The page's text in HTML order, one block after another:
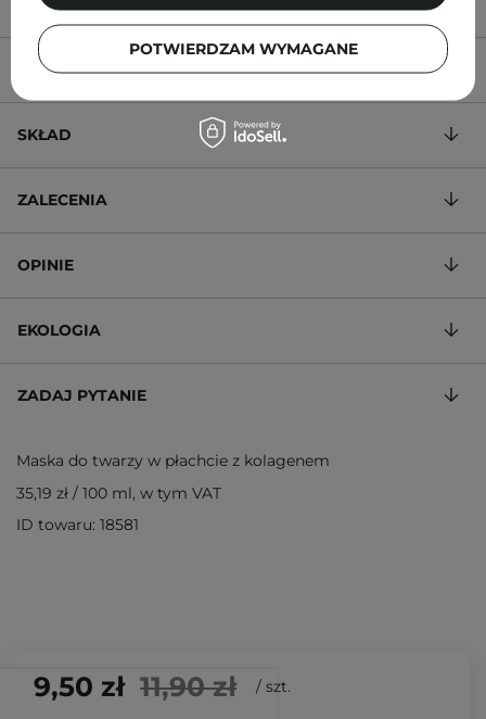
9,50 zł 11,90 zł / szt.
OPIS PRODUKTU
SKŁAD
ZALECENIA
OPINIE
EKOLOGIA
ZADAJ PYTANIE
Maska do twarzy w płachcie z kolagenem
35,19 zł / 100 ml, w tym VAT
ID towaru: 18581
POTWIERDZAM WYMAGANE